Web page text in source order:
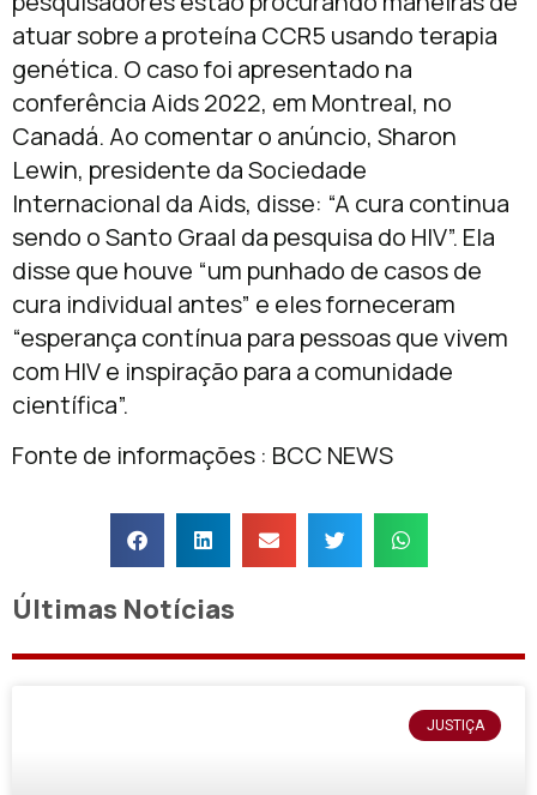
atuar sobre a proteína CCR5 usando terapia
genética. O caso foi apresentado na
conferência Aids 2022, em Montreal, no
Canadá. Ao comentar o anúncio, Sharon
Lewin, presidente da Sociedade
Internacional da Aids, disse: “A cura continua
sendo o Santo Graal da pesquisa do HIV”. Ela
disse que houve “um punhado de casos de
cura individual antes” e eles forneceram
“esperança contínua para pessoas que vivem
com HIV e inspiração para a comunidade
científica”.
Fonte de informações : BCC NEWS
Últimas Notícias
JUSTIÇA